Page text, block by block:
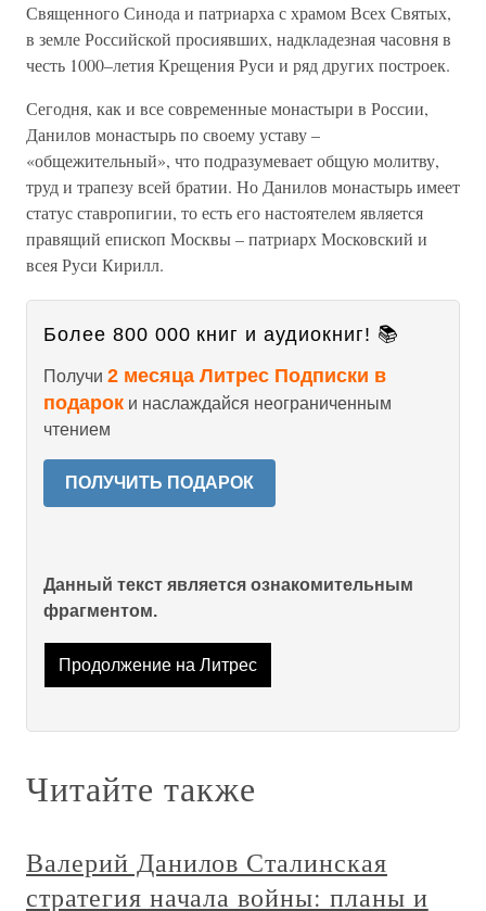
Священного Синода и патриарха с храмом Всех Святых,
в земле Российской просиявших, надкладезная часовня в
честь 1000–летия Крещения Руси и ряд других построек.
Сегодня, как и все современные монастыри в России,
Данилов монастырь по своему уставу –
«общежительный», что подразумевает общую молитву,
труд и трапезу всей братии. Но Данилов монастырь имеет
статус ставропигии, то есть его настоятелем является
правящий епископ Москвы – патриарх Московский и
всея Руси Кирилл.
Более 800 000 книг и аудиокниг! 📚
Получи 2 месяца Литрес Подписки в
подарок и наслаждайся неограниченным
чтением
ПОЛУЧИТЬ ПОДАРОК
Данный текст является ознакомительным
фрагментом.
Продолжение на Литрес
Читайте также
Валерий Данилов Сталинская
стратегия начала войны: планы и